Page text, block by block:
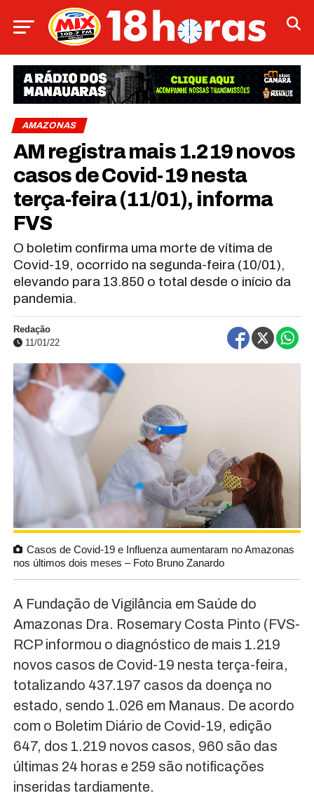
AMAZONAS
AM registra mais 1.219 novos
casos de Covid-19 nesta
terça-feira (11/01), informa
FVS
O boletim confirma uma morte de vítima de
Covid-19, ocorrido na segunda-feira (10/01),
elevando para 13.850 o total desde o início da
pandemia.
Redação
11/01/22
Casos de Covid-19 e Influenza aumentaram no Amazonas
nos últimos dois meses – Foto Bruno Zanardo
A Fundação de Vigilância em Saúde do
Amazonas Dra. Rosemary Costa Pinto (FVS-
RCP informou o diagnóstico de mais 1.219
novos casos de Covid-19 nesta terça-feira,
totalizando 437.197 casos da doença no
estado, sendo 1.026 em Manaus. De acordo
com o Boletim Diário de Covid-19, edição
647, dos 1.219 novos casos, 960 são das
últimas 24 horas e 259 são notificações
inseridas tardiamente.